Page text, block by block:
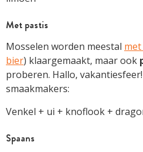
Met pastis
Mosselen worden meestal
bier) klaargemaakt, maar ook
proberen. Hallo,
smaakmakers:
Venkel + ui + knoflook +
Spaans